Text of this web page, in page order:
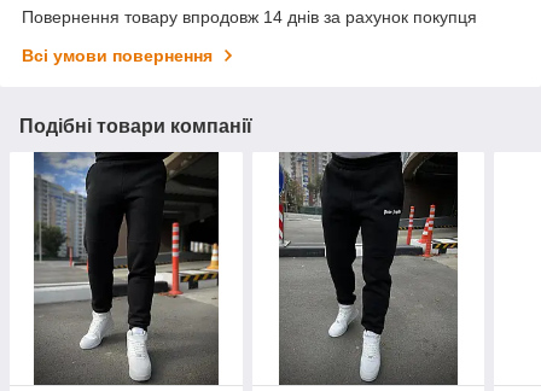
Повернення товару впродовж 14 днів за рахунок покупця
Всі умови повернення
Подібні товари компанії